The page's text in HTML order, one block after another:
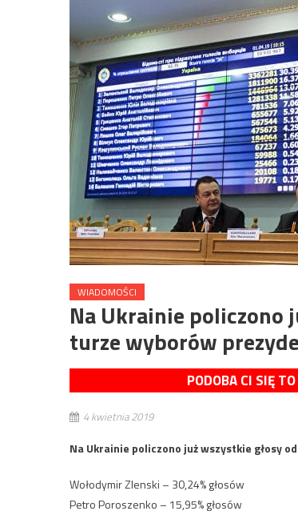
WIADOMOŚCI
Na Ukrainie policzono
turze wyborów
PODOBA CI SIĘ
4 kwietnia 2019
Na Ukrainie policzono już wszystkie głosy
Wołodymir Zlenski – 30,24% głosów
Petro Poroszenko – 15,95% głosów